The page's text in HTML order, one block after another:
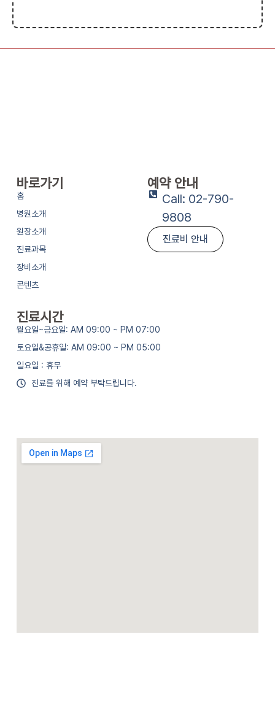
바로가기
홈
병원소개
원장소개
진료과목
장비소개
콘텐츠
예약 안내
Call: 02-790-
9808
진료비 안내
진료시간
월요일~금요일: AM 09:00 ~ PM 07:00
토요일&공휴일: AM 09:00 ~ PM 05:00
일요일 : 휴무
진료를 위해 예약 부탁드립니다.